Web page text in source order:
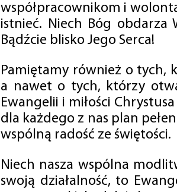
współpracownikom i
istnieć. Niech Bóg obdarza
Bądźcie blisko Jego Serca!
Pamiętamy również o tych,
a nawet o tych, którzy
Ewangelii i miłości
dla każdego z nas plan
wspólną radość ze świętości.
Niech nasza wspólna
swoją działalność, to